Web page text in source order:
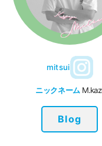
mitsui
ニックネーム
Blog